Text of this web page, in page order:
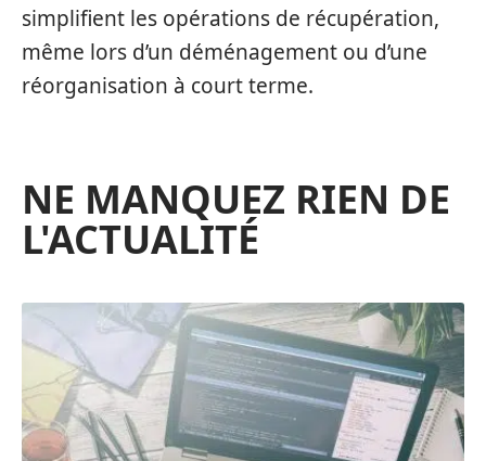
simplifient les opérations de récupération,
même lors d’un déménagement ou d’une
réorganisation à court terme.
NE MANQUEZ RIEN DE
L'ACTUALITÉ